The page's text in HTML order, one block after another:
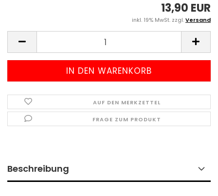
13,90 EUR
inkl. 19% MwSt. zzgl.Versand
AUF DEN MERKZETTEL
FRAGE ZUM PRODUKT
Beschreibung